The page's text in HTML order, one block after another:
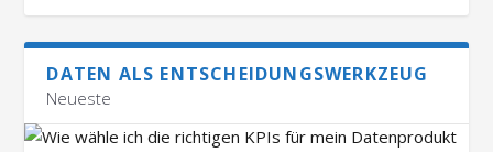
DATEN ALS ENTSCHEIDUNGSWERKZEUG
Neueste